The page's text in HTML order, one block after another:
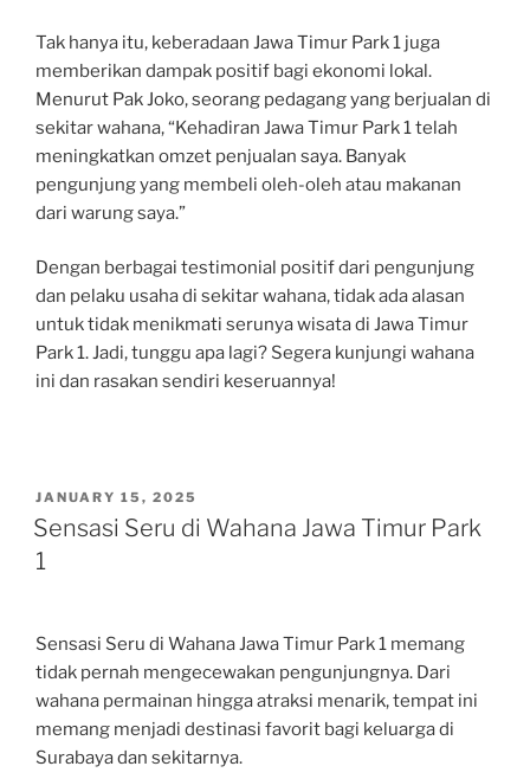
Tak hanya itu, keberadaan Jawa Timur Park 1 juga
memberikan dampak positif bagi ekonomi lokal.
Menurut Pak Joko, seorang pedagang yang berjualan di
sekitar wahana, “Kehadiran Jawa Timur Park 1 telah
meningkatkan omzet penjualan saya. Banyak
pengunjung yang membeli oleh-oleh atau makanan
dari warung saya.”
Dengan berbagai testimonial positif dari pengunjung
dan pelaku usaha di sekitar wahana, tidak ada alasan
untuk tidak menikmati serunya wisata di Jawa Timur
Park 1. Jadi, tunggu apa lagi? Segera kunjungi wahana
ini dan rasakan sendiri keseruannya!
POSTED
ON
JANUARY 15, 2025
Sensasi Seru di Wahana Jawa Timur Park
1
Sensasi Seru di Wahana Jawa Timur Park 1 memang
tidak pernah mengecewakan pengunjungnya. Dari
wahana permainan hingga atraksi menarik, tempat ini
memang menjadi destinasi favorit bagi keluarga di
Surabaya dan sekitarnya.